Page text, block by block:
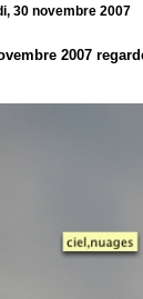
30 novembre 2007
2007